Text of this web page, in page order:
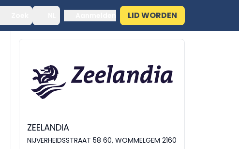
LID WORDEN
ZEELANDIA
NIJVERHEIDSSTRAAT 58 60, WOMMELGEM 2160